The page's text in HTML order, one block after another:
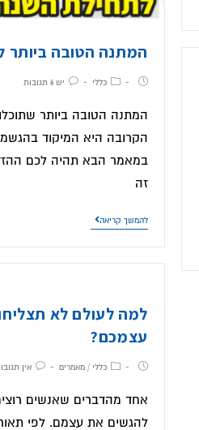
המתנה הטובה
כללי יש 6 תגובות
המתנה הטובה ביותר
הקרובה היא המיקוד
במאמר הבא תהיה לכם
זה
להמשך קריאה
למה לעולם לא
עצמכם?
כללי /מאמרים אין
אחד מהדברים שאנשים
להגשים את עצמם. לפי